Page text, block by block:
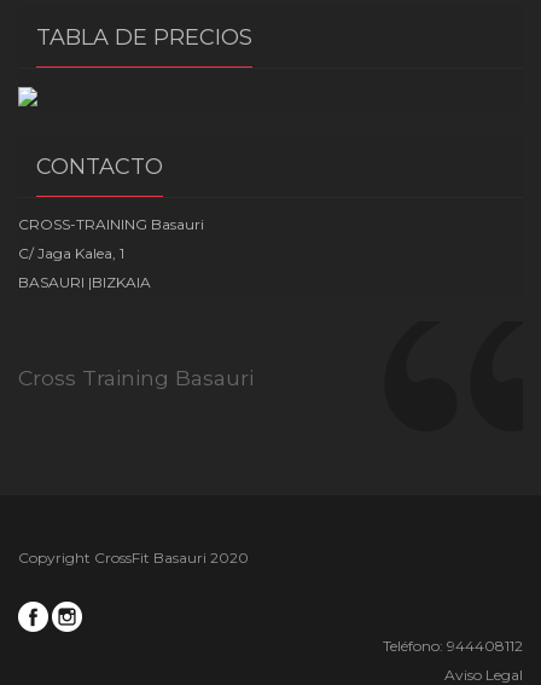
TABLA DE PRECIOS
CONTACTO
CROSS-TRAINING Basauri
C/ Jaga Kalea, 1
BASAURI |BIZKAIA
Cross Training Basauri
Copyright CrossFit Basauri 2020
Teléfono: 944408112
Aviso Legal